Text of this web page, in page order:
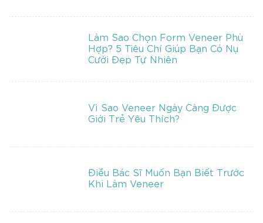
Làm Sao Chọn Form Veneer Phù
Hợp? 5 Tiêu Chí Giúp Bạn Có Nụ
Cười Đẹp Tự Nhiên
Vì Sao Veneer Ngày Càng Được
Giới Trẻ Yêu Thích?
Điều Bác Sĩ Muốn Bạn Biết Trước
Khi Làm Veneer